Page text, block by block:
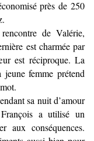
près de 250
de Valérie,
est charmée par
est réciproque. La
femme prétend
sa nuit d’amour
a utilisé un
aux conséquences.